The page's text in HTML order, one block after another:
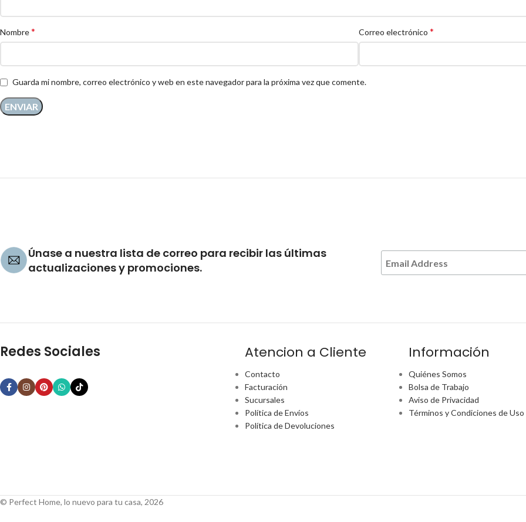
Nombre* Correo electrónico *
Guarda mi nombre, correo electrónico y web en este navegador para la próxima vez que comente.
Únase a nuestra lista de correo para recibir las últimas
actualizaciones y promociones.
Redes Sociales Atencion a Cliente
Contacto
Facturación
Sucursales
Política de Envíos
Política de Devoluciones
Información
Quiénes Somos
Bolsa de Trabajo
Aviso de Privacidad
Términos y Condiciones de Uso
© Perfect Home, lo nuevo para tu casa, 2026